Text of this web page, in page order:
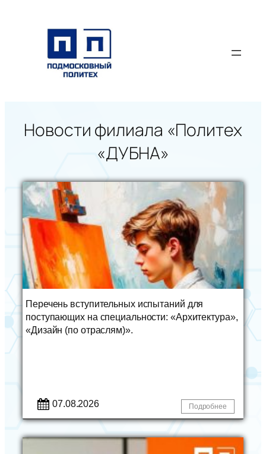
содержимому
Новости филиала «Политех
«ДУБНА»
Перечень вступительных испытаний для
поступающих на специальности: «Архитектура»,
«Дизайн (по отраслям)».
07.08.2026 Подробнее